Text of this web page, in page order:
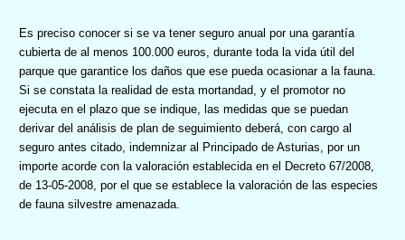
Es preciso conocer si se va tener seguro anual por una garantía
cubierta de al menos 100.000 euros, durante toda la vida útil del
parque que garantice los daños que ese pueda ocasionar a la fauna.
Si se constata la realidad de esta mortandad, y el promotor no
ejecuta en el plazo que se indique, las medidas que se puedan
derivar del análisis de plan de seguimiento deberá, con cargo al
seguro antes citado, indemnizar al Principado de Asturias, por un
importe acorde con la valoración establecida en el Decreto 67/2008,
de 13-05-2008, por el que se establece la valoración de las especies
de fauna silvestre amenazada.